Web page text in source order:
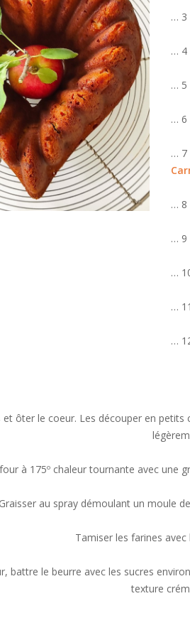
… 3
… 4
… 5
… 6
… 7
… 8
… 9
…
…
…
ôter le coeur. Les découper en petits
à 175º chaleur tournante avec une
Graisser au spray démoulant un moule
Tamiser les farines avec
battre le beurre avec les sucres
texture